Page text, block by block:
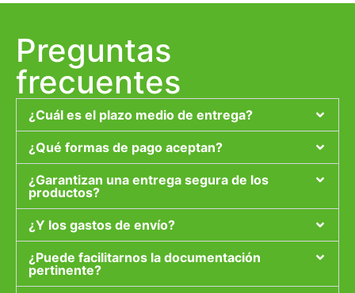
Preguntas
frecuentes
¿Cuál es el plazo medio de entrega?
¿Qué formas de pago aceptan?
¿Garantizan una entrega segura de los
productos?
¿Y los gastos de envío?
¿Puede facilitarnos la documentación
pertinente?